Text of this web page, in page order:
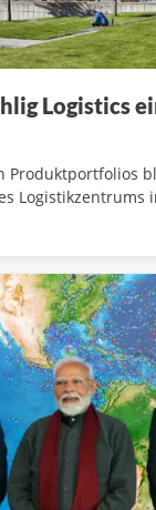
Logistics
Produktportfolios
Logistikzentrums